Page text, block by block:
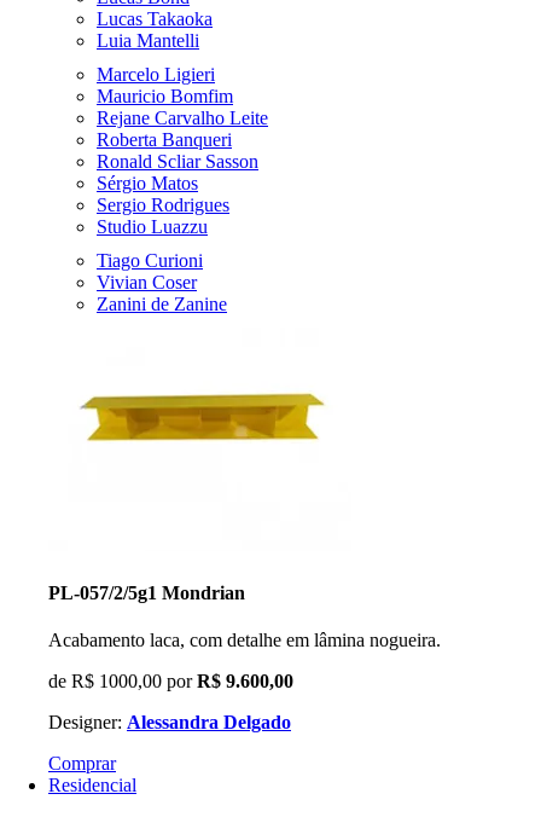
Lucas Takaoka
Luia Mantelli
Marcelo Ligieri
Mauricio Bomfim
Rejane Carvalho Leite
Roberta Banqueri
Ronald Scliar Sasson
Sérgio Matos
Sergio Rodrigues
Studio Luazzu
Tiago Curioni
Vivian Coser
Zanini de Zanine
PL-057/2/5g1 Mondrian
Acabamento laca, com detalhe em lâmina nogueira.
de R$ 1000,00 porR$ 9.600,00
Designer: Alessandra Delgado
Comprar
Residencial